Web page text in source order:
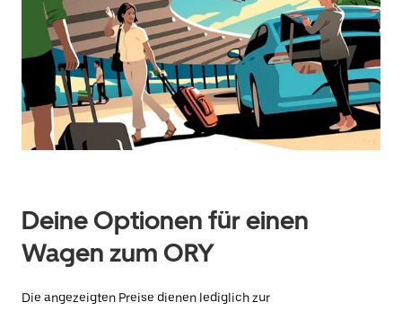
dem
Kalender
interagieren
und
ein
Datum
auszuwählen.
Drücke
um
den
Kalender
zu
Deine Optionen für einen
Wagen zum ORY
Die angezeigten Preise dienen lediglich zur